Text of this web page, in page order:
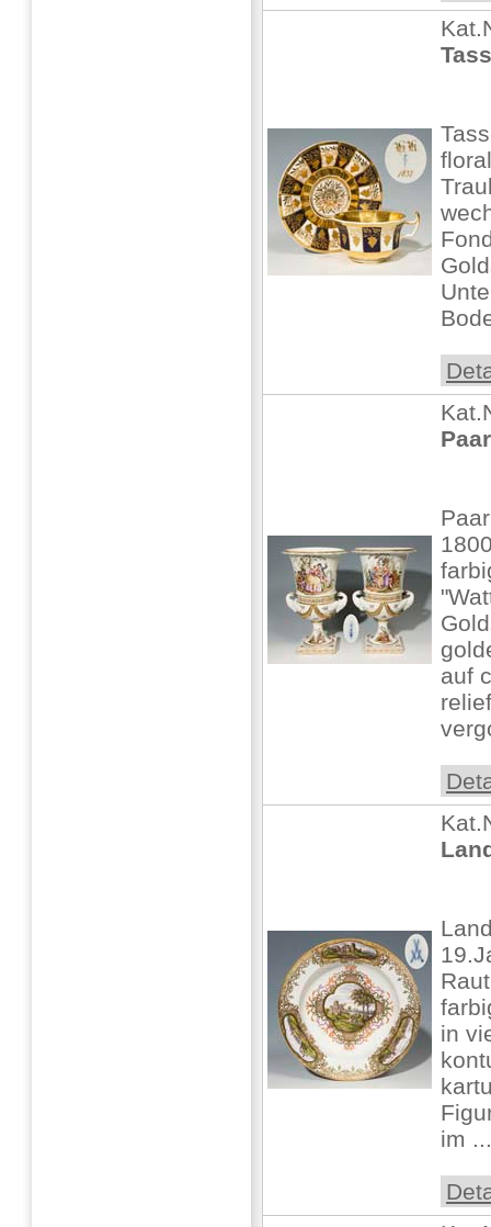
auf
in
im ...